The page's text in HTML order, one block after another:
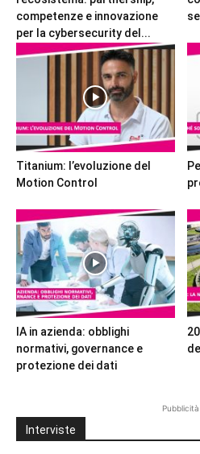
competenze e innovazione
per la cybersecurity del...
Titanium: l’evoluzione del
Motion Control
IA in azienda: obblighi
normativi, governance e
protezione dei dati
Pubblicità
Interviste